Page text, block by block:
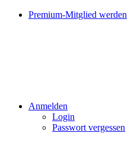
Premium-Mitglied werden
Anmelden
Login
Passwort vergessen